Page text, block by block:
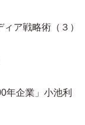
ア戦略術（３）
企業」小池利